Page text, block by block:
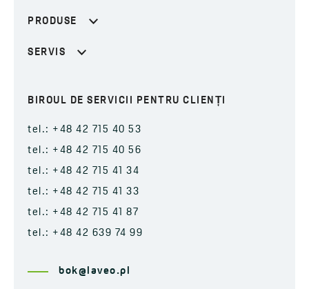
PRODUSE
SERVIS
BIROUL DE SERVICII PENTRU CLIENȚI
tel.: +48 42 715 40 53
tel.: +48 42 715 40 56
tel.: +48 42 715 41 34
tel.: +48 42 715 41 33
tel.: +48 42 715 41 87
tel.: +48 42 639 74 99
bok@laveo.pl